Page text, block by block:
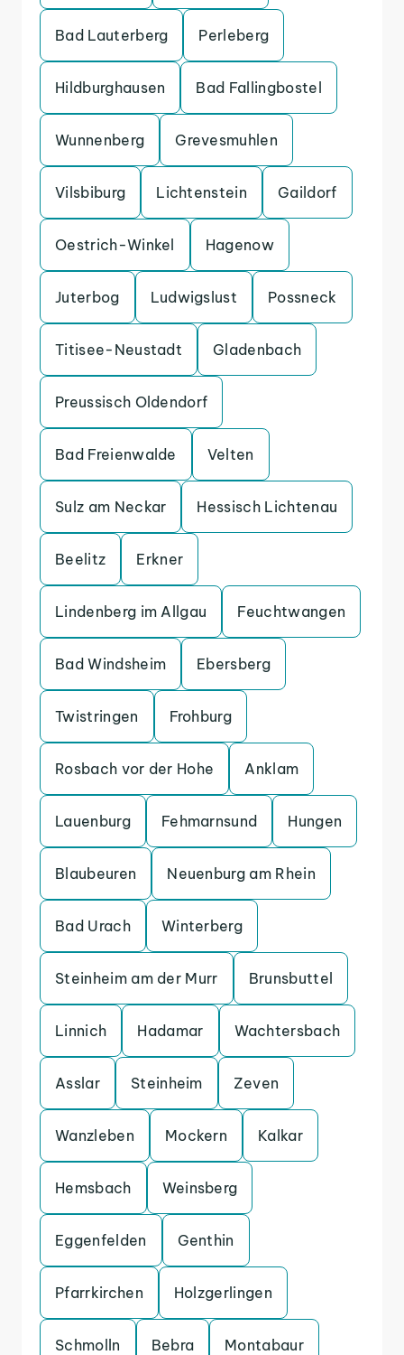
Bad Lauterberg Perleberg
Hildburghausen Bad Fallingbostel
Wunnenberg Grevesmuhlen
Vilsbiburg Lichtenstein Gaildorf
Oestrich-Winkel Hagenow
Juterbog Ludwigslust Possneck
Titisee-Neustadt Gladenbach
Preussisch Oldendorf
Bad Freienwalde Velten
Sulz am Neckar Hessisch Lichtenau
Beelitz Erkner
Lindenberg im Allgau Feuchtwangen
Bad Windsheim Ebersberg
Twistringen Frohburg
Rosbach vor der Hohe Anklam
Lauenburg Fehmarnsund Hungen
Blaubeuren Neuenburg am Rhein
Bad Urach Winterberg
Steinheim am der Murr Brunsbuttel
Linnich Hadamar Wachtersbach
Asslar Steinheim Zeven
Wanzleben Mockern Kalkar
Hemsbach Weinsberg
Eggenfelden Genthin
Pfarrkirchen Holzgerlingen
Schmolln Bebra Montabaur